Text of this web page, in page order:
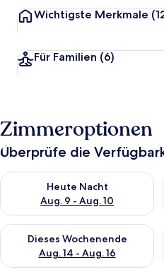
Wichtigste Merkmale
Für Familien (6)
Zimmeroptionen
Überprüfe die
Heute Nacht
Aug. 9 - Aug. 10
Überprüfe die Verfügbarkeit
Dieses Wochenende
Aug. 14 - Aug. 16
Überprüfe die Verfügbarkeit für